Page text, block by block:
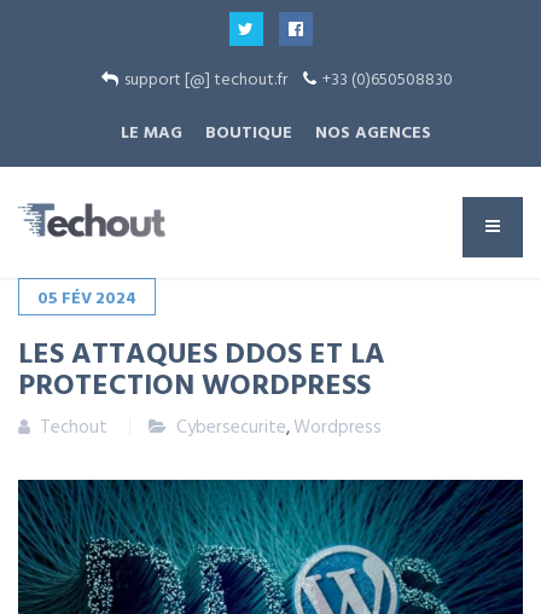
support [@] techout.fr
+33 (0)650508830
LE MAG
BOUTIQUE NOS AGENCES
05 FÉV2024
LES ATTAQUES DDOS ET LA
PROTECTION WORDPRESS
Techout Cybersecurite,Wordpress